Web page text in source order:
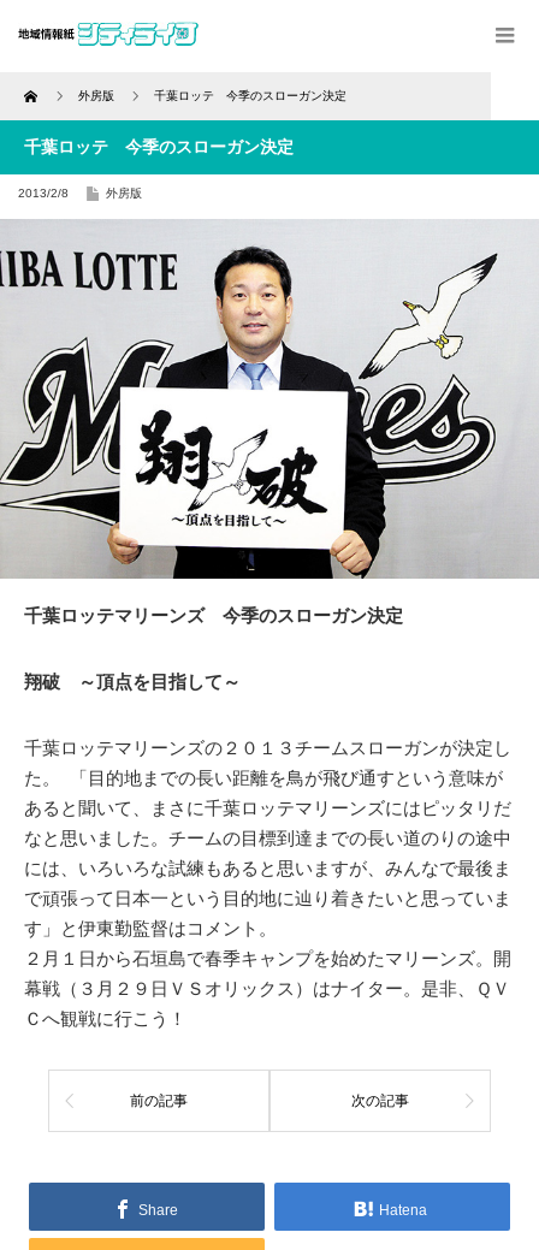
Home 外房版 千葉ロッテ 今季のスローガン決定
千葉ロッテ 今季のスローガン決定
2013/2/8 外房版
千葉ロッテマリーンズ 今季のスローガン決定
翔破 ～頂点を目指して～
千葉ロッテマリーンズの２０１３チームスローガンが決定し
た。 「目的地までの長い距離を鳥が飛び通すという意味が
あると聞いて、まさに千葉ロッテマリーンズにはピッタリだ
なと思いました。チームの目標到達までの長い道のりの途中
には、いろいろな試練もあると思いますが、みんなで最後ま
で頑張って日本一という目的地に辿り着きたいと思っていま
す」と伊東勤監督はコメント。
２月１日から石垣島で春季キャンプを始めたマリーンズ。開
幕戦（３月２９日ＶＳオリックス）はナイター。是非、ＱＶ
Ｃへ観戦に行こう！
前の記事 次の記事
Share Hatena